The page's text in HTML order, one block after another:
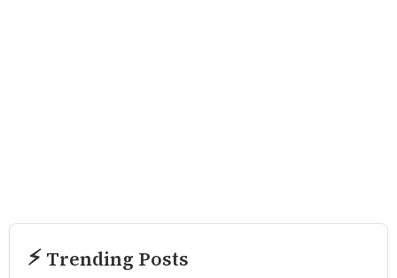
⚡ Trending Posts